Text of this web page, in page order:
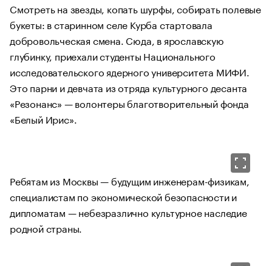
Смотреть на звезды, копать шурфы, собирать полевые
букеты: в старинном селе Курба стартовала
добровольческая смена. Сюда, в ярославскую
глубинку, приехали студенты Национального
исследовательского ядерного университета МИФИ.
Это парни и девчата из отряда культурного десанта
«Резонанс» — волонтеры благотворительный фонда
«Белый Ирис».
Ребятам из Москвы — будущим инженерам-физикам,
специалистам по экономической безопасности и
дипломатам — небезразлично культурное наследие
родной страны.